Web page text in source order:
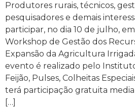
Produtores rurais, técnicos,
pesquisadores e demais
participar, no dia 10 de julho,
Workshop de Gestão dos
Expansão da Agricultura
evento é realizado pelo
Feijão, Pulses, Colheitas
terá participação gratuita
[…]